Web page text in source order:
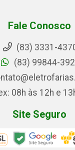
Fale Conosco
(83) 3331-
(83) 99844-
08h às 12h e
Site Seguro